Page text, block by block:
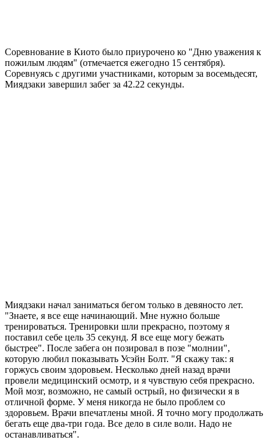
Соревнование в Киото было приурочено ко "Дню уважения к
пожилым людям" (отмечается ежегодно 15 сентября).
Соревнуясь с другими участниками, которым за восемьдесят,
Миядзаки завершил забег за 42.22 секунды.
Миядзаки начал заниматься бегом только в девяносто лет.
"Знаете, я все еще начинающий. Мне нужно больше
тренироваться. Тренировки шли прекрасно, поэтому я
поставил себе цель 35 секунд. Я все еще могу бежать
быстрее". После забега он позировал в позе "молнии",
которую любил показывать Усэйн Болт. "Я скажу так: я
горжусь своим здоровьем. Несколько дней назад врачи
провели медицинский осмотр, и я чувствую себя прекрасно.
Мой мозг, возможно, не самый острый, но физически я в
отличной форме. У меня никогда не было проблем со
здоровьем. Врачи впечатлены мной. Я точно могу продолжать
бегать еще два-три года. Все дело в силе воли. Надо не
останавливаться".